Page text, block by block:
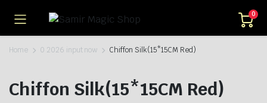
0
Home 0 2026 input now Chiffon Silk(15*15CM Red)
Chiffon Silk(15*15CM Red)